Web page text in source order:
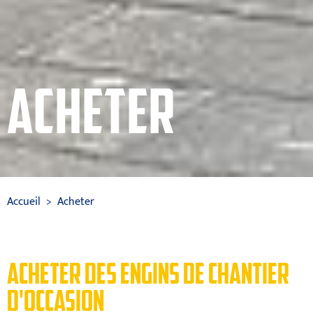
ACHETER
Accueil Acheter
ACHETER DES ENGINS DE CHANTIER
D'OCCASION